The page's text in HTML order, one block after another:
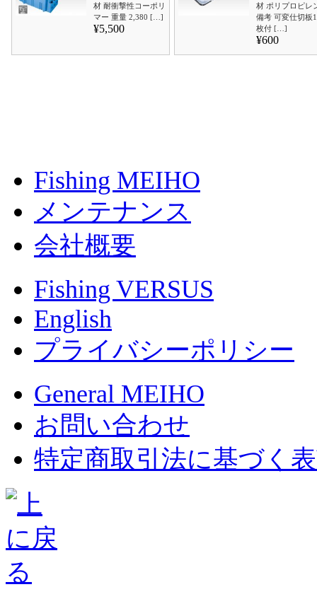
材 耐衝撃性コーポリ
マー 重量 2,380 […]
¥5,500
材 ポリプロピレ
備考 可変仕切板
枚付 […]
¥600
Fishing MEIHO
メンテナンス
会社概要
Fishing VERSUS
English
プライバシーポリシー
General MEIHO
お問い合わせ
特定商取引法に基づく